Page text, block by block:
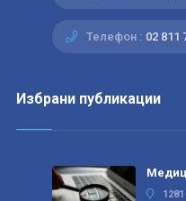
Телефон : 02 811
Избрани публикации